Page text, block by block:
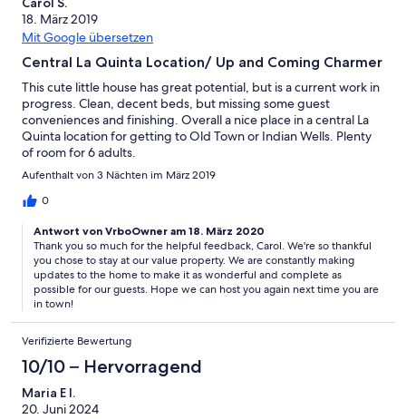
18. März 2019
Mit Google übersetzen
Central La Quinta Location/ Up and Coming Charmer
This cute little house has great potential, but is a current work in
progress. Clean, decent beds, but missing some guest
conveniences and finishing. Overall a nice place in a central La
Quinta location for getting to Old Town or Indian Wells. Plenty
of room for 6 adults.
Aufenthalt von 3 Nächten im März 2019
0
Antwort von VrboOwner am 18. März 2020
Thank you so much for the helpful feedback, Carol. We're so thankful
you chose to stay at our value property. We are constantly making
updates to the home to make it as wonderful and complete as
possible for our guests. Hope we can host you again next time you are
in town!
Verifizierte Bewertung
10/10 – Hervorragend
Maria E I.
20. Juni 2024